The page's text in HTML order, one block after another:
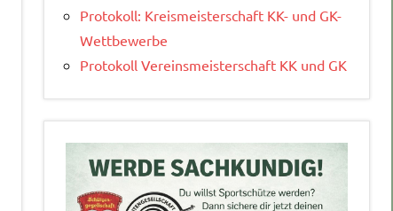
Protokoll: Kreismeisterschaft KK- und GK-
Wettbewerbe
Protokoll Vereinsmeisterschaft KK und GK